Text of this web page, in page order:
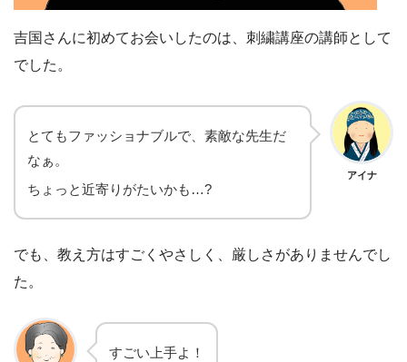
吉国さんに初めてお会いしたのは、刺繍講座の講師として
でした。
アイナ
とてもファッショナブルで、素敵な先生だ
なぁ。
ちょっと近寄りがたいかも…?
でも、教え方はすごくやさしく、厳しさがありませんでし
た。
すごい上手よ！